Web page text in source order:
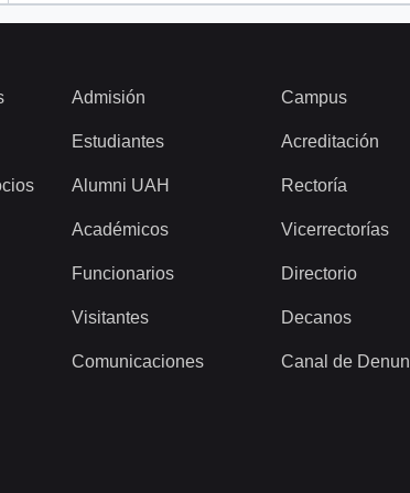
Admisión
Estudiantes
Alumni UAH
Académicos
Funcionarios
Visitantes
Comunicaciones
Campus
Acreditación
Rectoría
Vicerrectorías
Directorio
Decanos
Canal de